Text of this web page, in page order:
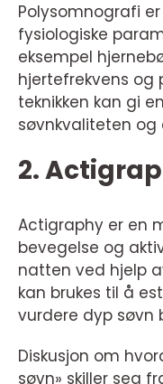
Polysomnografi
fysiologiske
eksempel
hjertefrekvens og
teknikken kan gi
søvnkvaliteten og
2.
Actigraphy er en
bevegelse og
natten ved hjelp
kan brukes til å
vurdere dyp søvn
Diskusjon om
søvn» skiller seg